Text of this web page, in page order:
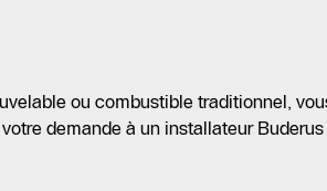
ou combustible traditionnel,
demande à un installateur